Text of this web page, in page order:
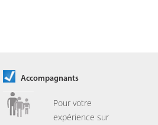
Accompagnants
Pour votre
expérience sur